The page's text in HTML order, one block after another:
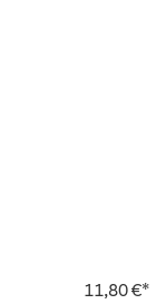
11,80 €*